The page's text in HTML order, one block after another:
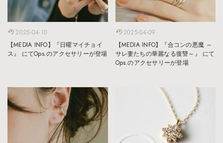
2025-04-10
【MEDIA INFO】『日曜マイチョイ
ス』 にてOps.のアクセサリーが登場
2025-04-09
【MEDIA INFO】『合コンの悪魔 ～
サレ妻たちの華麗なる復讐～』 にて
Ops.のアクセサリーが登場